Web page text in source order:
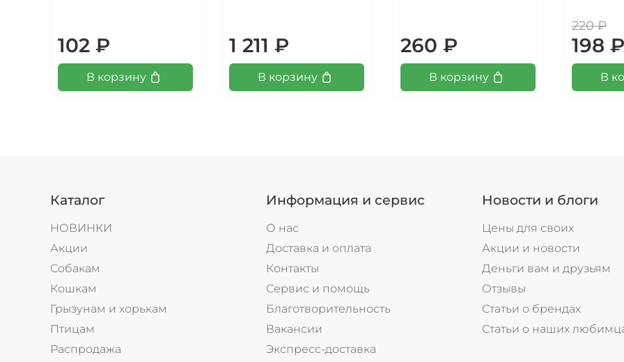
102 ₽
В корзину
1 211 ₽
В корзину
260 ₽
В корзину
220 ₽
198 ₽
В
Каталог
НОВИНКИ
Акции
Собакам
Кошкам
Грызунам и хорькам
Птицам
Распродажа
Информация и сервис
О нас
Доставка и оплата
Контакты
Сервис и помощь
Благотворительность
Вакансии
Экспресс-доставка
Новости и блоги
Цены для своих
Акции и новости
Деньги вам и друзьям
Отзывы
Статьи о брендах
Статьи о наших